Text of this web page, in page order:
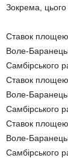
Зокрема, цього
Ставок площею
Воле-
Самбірського
Ставок площею
Воле-
Самбірського
Ставок площею
Воле-
Самбірського